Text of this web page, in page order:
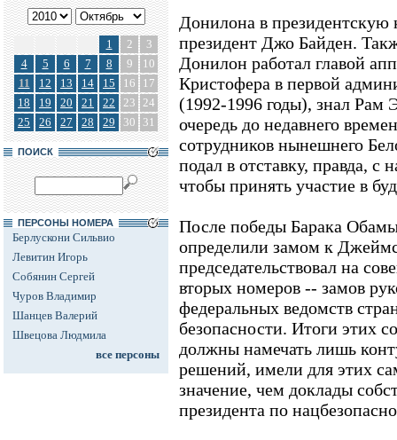
1 2
3
4
5 6 7 8 9
10
11
12 13 14 15 16
17
18
19 20 21 22 23 24
25
26 27 28 29 30 31
ПОИСК
ПЕРСОНЫ НОМЕРА
Берлускони Сильвио
Левитин Игорь
Собянин Сергей
Чуров Владимир
Шанцев Валерий
Швецова Людмила
все персоны
Донилона в президентскую
президент Джо Байден.
Донилон работал главой
Кристофера в первой
(1992-1996 годы), знал
очередь до недавнего
сотрудников нынешнего
подал в отставку, правда,
чтобы принять участие в
После победы Барака
определили замом к
председательствовал на
вторых номеров -- замов
федеральных ведомств
безопасности. Итоги этих
должны намечать лишь
решений, имели для этих
значение, чем доклады
президента по